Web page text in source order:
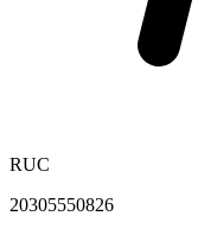
RUC
20305550826